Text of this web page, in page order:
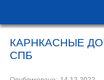
КАРНКАСНЫЕ
СПБ